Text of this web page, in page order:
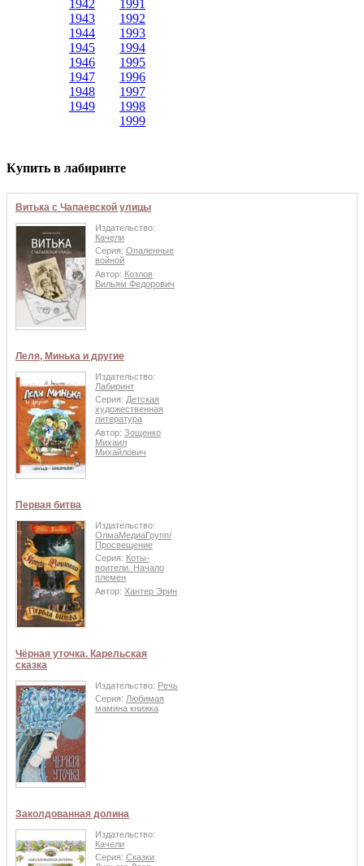
1942
1943
1944
1945
1946
1947
1948
1949
1991
1992
1993
1994
1995
1996
1997
1998
1999
Купить в лабиринте
Витька с Чапаевской улицы
Издательство:
Качели
Серия: Опаленные
войной
Автор: Козлов
Вильям Федорович
Леля, Минька и другие
Издательство:
Лабиринт
Серия: Детская
художественная
литература
Автор: Зощенко
Михаил
Михайлович
Первая битва
Издательство:
ОлмаМедиаГрупп/
Просвещение
Серия: Коты-
воители. Начало
племен
Автор: Хантер Эрин
Чёрная уточка. Карельская
сказка
Издательство: Речь
Серия: Любимая
мамина книжка
Заколдованная долина
Издательство:
Качели
Серия: Сказки